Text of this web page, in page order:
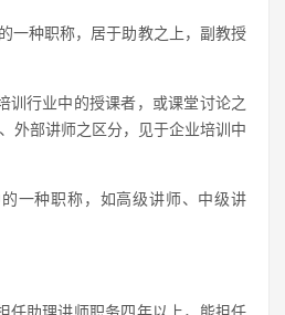
一种职称，居于助教之上，副教授
训行业中的授课者，或课堂讨论之
外部讲师之区分，见于企业培训中
一种职称，如高级讲师、中级讲